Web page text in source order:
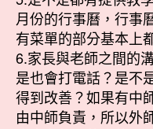
月份的行事曆，行事
有菜單的部分基本上
6.家長與老師之間的
是也會打電話？是不
得到改善？如果有中
由中師負責，所以外